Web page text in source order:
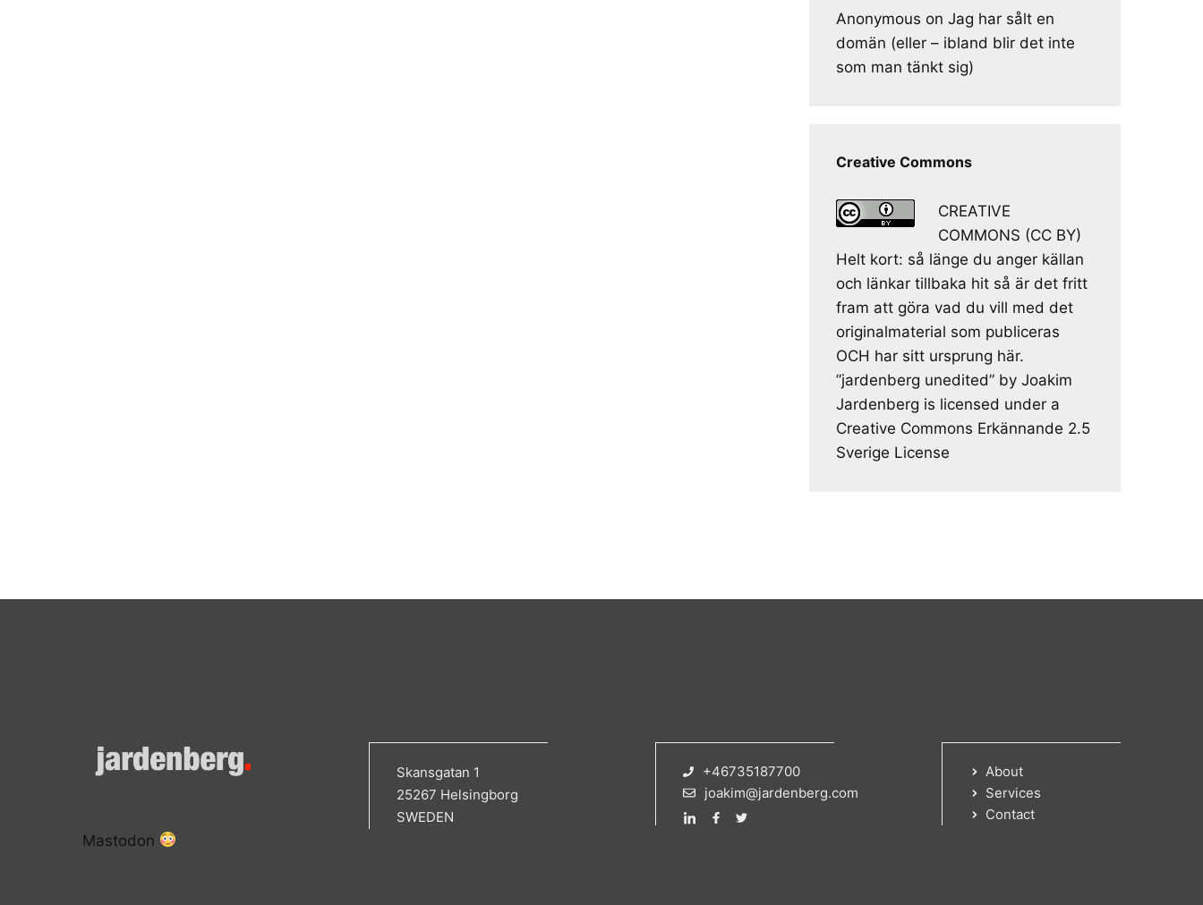
Anonymous on Jag har sålt en
domän (eller – ibland blir det inte
som man tänkt sig)
Creative Commons
CREATIVE
COMMONS (CC BY)
Helt kort: så länge du anger källan
och länkar tillbaka hit så är det fritt
fram att göra vad du vill med det
originalmaterial som publiceras
OCH har sitt ursprung här.
”jardenberg unedited” by Joakim
Jardenberg is licensed under a
Creative Commons Erkännande 2.5
Sverige License
Skansgatan 1
25267 Helsingborg
SWEDEN
+46735187700
joakim@jardenberg.com
About
Services
Contact
Mastodon